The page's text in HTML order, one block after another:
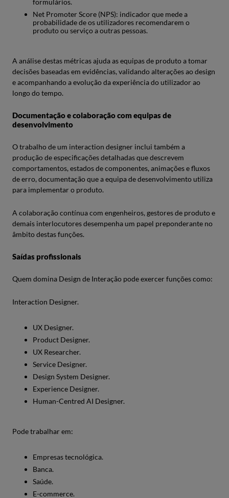
formulários.
Net Promoter Score (NPS): indicador que mede a
probabilidade de os utilizadores recomendarem o
produto ou serviço a outras pessoas.
A análise destas métricas ajuda as equipas de produto a tomar
decisões baseadas em evidências, validando alterações ao design
e acompanhando a evolução da experiência do utilizador ao
longo do tempo.
Documentação e colaboração com equipas de
desenvolvimento
O trabalho de um interaction designer inclui também a
produção de especificações detalhadas que descrevem
comportamentos, estados de componentes, animações e fluxos
de erro, documentação que a equipa de desenvolvimento utiliza
para implementar o produto.
A colaboração contínua com engenheiros, gestores de produto e
demais interlocutores desempenha um papel preponderante no
âmbito destas funções.
Saídas profissionais
Quem domina Design de Interação pode exercer funções como:
Interaction Designer.
UX Designer.
Product Designer.
UX Researcher.
Service Designer.
Design System Designer.
Experience Designer.
Human-Centred AI Designer.
Pode trabalhar em:
Empresas tecnológica.
Banca.
Saúde.
E-commerce.